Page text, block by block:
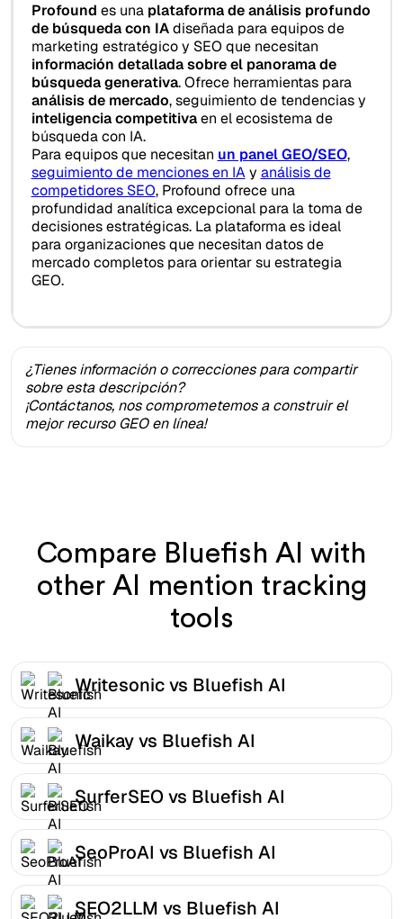
Profound es una plataforma de análisis profundo
de búsqueda con IAdiseñada para equipos de
marketing estratégico y SEO que necesitan
información detallada sobre el panorama de
búsqueda generativa. Ofrece herramientas para
análisis de mercado, seguimiento de tendencias y
inteligencia competitivaen el ecosistema de
búsqueda con IA.
Para equipos que necesitan un panel GEO/SEO,
seguimiento de menciones en IAy análisis de
competidores SEO, Profound ofrece una
profundidad analítica excepcional para la toma de
decisiones estratégicas. La plataforma es ideal
para organizaciones que necesitan datos de
mercado completos para orientar su estrategia
GEO.
¿Tienes información o correcciones para compartir
sobre esta descripción?
¡Contáctanos, nos comprometemos a construir el
mejor recurso GEO en línea!
Compare Bluefish AI with
other AI mention tracking
tools
Writesonic vs Bluefish AI
Waikay vs Bluefish AI
SurferSEO vs Bluefish AI
SeoProAI vs Bluefish AI
SEO2LLM vs Bluefish AI